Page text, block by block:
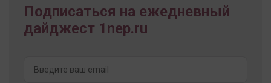
Подписаться на ежедневный
дайджест 1nep.ru